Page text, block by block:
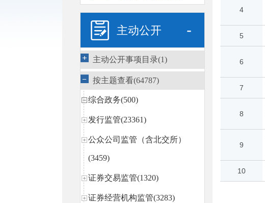
主动公开 -
主动公开事项目录(1)
按主题查看(64787)
综合政务(500)
发行监管(23361)
公众公司监管（含北交所）
(3459)
证券交易监管(1320)
证券经营机构监管(3283)
4
5
6
7
8
9
10